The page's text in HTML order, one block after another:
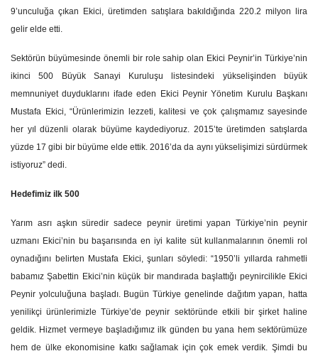
9’unculuğa çıkan Ekici, üretimden satışlara bakıldığında 220.2 milyon lira
gelir elde etti.
Sektörün büyümesinde önemli bir role sahip olan Ekici Peynir’in Türkiye’nin
ikinci 500 Büyük Sanayi Kuruluşu listesindeki yükselişinden büyük
memnuniyet duyduklarını ifade eden Ekici Peynir Yönetim Kurulu Başkanı
Mustafa Ekici, “Ürünlerimizin lezzeti, kalitesi ve çok çalışmamız sayesinde
her yıl düzenli olarak büyüme kaydediyoruz. 2015’te üretimden satışlarda
yüzde 17 gibi bir büyüme elde ettik. 2016’da da aynı yükselişimizi sürdürmek
istiyoruz” dedi.
Hedefimiz ilk 500
Yarım asrı aşkın süredir sadece peynir üretimi yapan Türkiye’nin peynir
uzmanı Ekici’nin bu başarısında en iyi kalite süt kullanmalarının önemli rol
oynadığını belirten Mustafa Ekici, şunları söyledi: “1950’li yıllarda rahmetli
babamız Şabettin Ekici’nin küçük bir mandırada başlattığı peynircilikle Ekici
Peynir yolculuğuna başladı. Bugün Türkiye genelinde dağıtım yapan, hatta
yenilikçi ürünlerimizle Türkiye’de peynir sektöründe etkili bir şirket haline
geldik. Hizmet vermeye başladığımız ilk günden bu yana hem sektörümüze
hem de ülke ekonomisine katkı sağlamak için çok emek verdik. Şimdi bu